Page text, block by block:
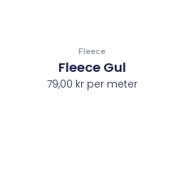
Fleece
Fleece Gul
79,00 krper meter